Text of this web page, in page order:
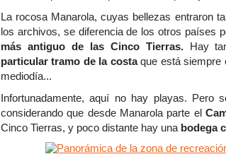
La rocosa Manarola, cuyas bellezas entraron
los archivos, se diferencia de los otros países
más antiguo de las Cinco Tierras.Hay
particular tramo de la costaque está siempre
mediodía...
Infortunadamente, aquí no hay playas. Pero
considerando que desde Manarola parte el
Cinco Tierras, y poco distante hay una bodega